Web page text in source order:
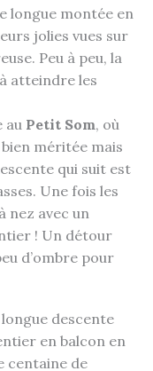
longue montée en
jolies vues sur
Peu à peu, la
atteindre les
au Petit Som, où
méritée mais
qui suit est
Une fois les
nez avec un
! Un détour
d’ombre pour
descente
en balcon en
centaine de